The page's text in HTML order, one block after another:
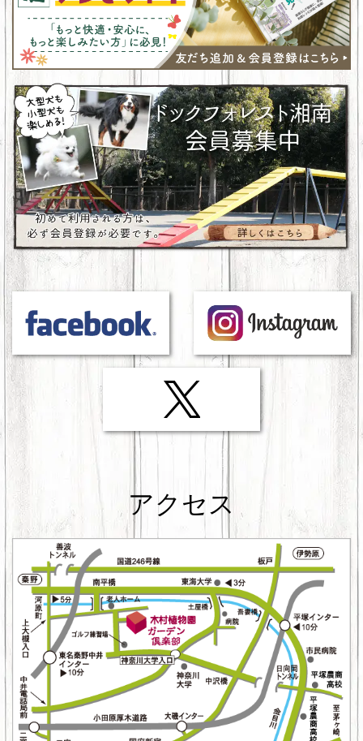
アクセス